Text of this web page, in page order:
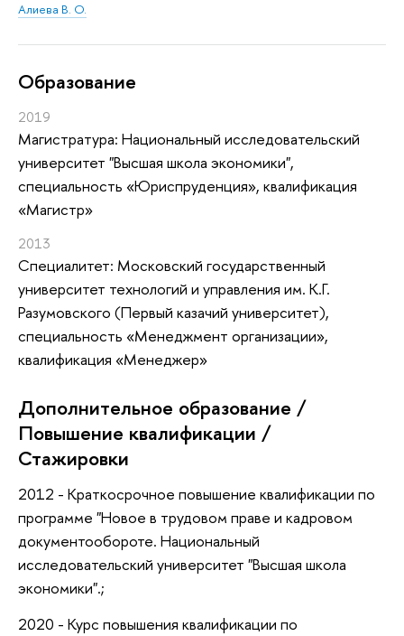
Алиева В. О.
Oбразование
2019
Магистратура: Национальный исследовательский
университет "Высшая школа экономики",
специальность «Юриспруденция», квалификация
«Магистр»
2013
Специалитет: Московский государственный
университет технологий и управления им. К.Г.
Разумовского (Первый казачий университет),
специальность «Менеджмент организации»,
квалификация «Менеджер»
Дополнительное образование /
Повышение квалификации /
Стажировки
2012 - Краткосрочное повышение квалификации по
программе "Новое в трудовом праве и кадровом
документообороте. Национальный
исследовательский университет "Высшая школа
экономики".;
2020 - Курс повышения квалификации по